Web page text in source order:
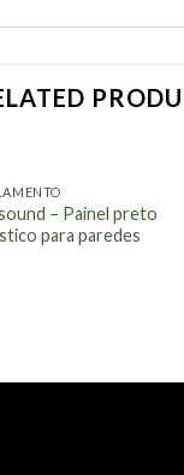
– Painel preto
para paredes